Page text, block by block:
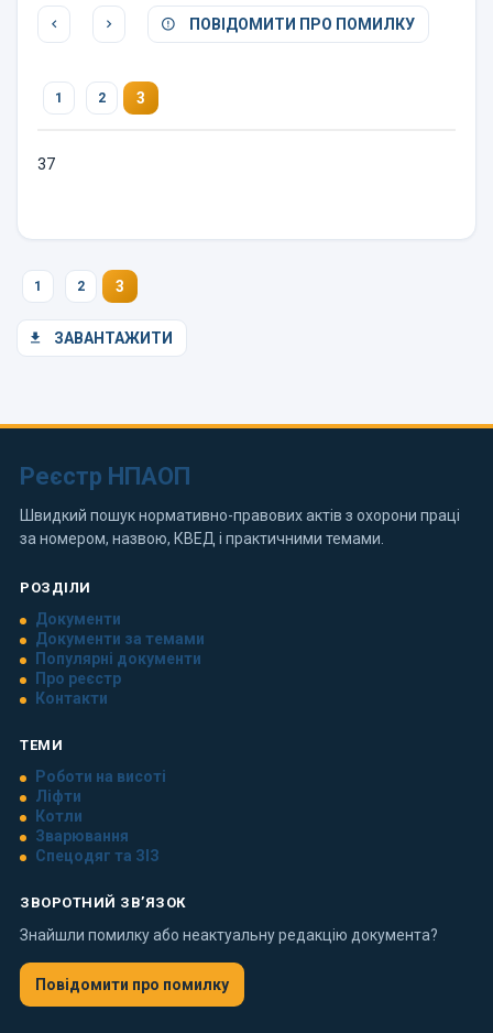
ПОВІДОМИТИ ПРО ПОМИЛКУ
1 2 3
37
1 2 3
ЗАВАНТАЖИТИ
Реєстр НПАОП
Швидкий пошук нормативно-правових актів з охорони праці
за номером, назвою, КВЕД і практичними темами.
РОЗДІЛИ
Документи
Документи за темами
Популярні документи
Про реєстр
Контакти
ТЕМИ
Роботи на висоті
Ліфти
Котли
Зварювання
Спецодяг та ЗІЗ
ЗВОРОТНИЙ ЗВ’ЯЗОК
Знайшли помилку або неактуальну редакцію документа?
Повідомити про помилку